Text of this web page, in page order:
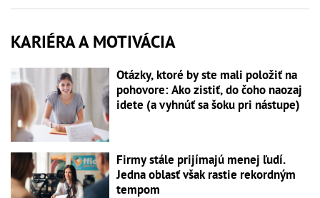
KARIÉRA A MOTIVÁCIA
Otázky, ktoré by ste mali položiť na
pohovore: Ako zistiť, do čoho naozaj
idete (a vyhnúť sa šoku pri nástupe)
Firmy stále prijímajú menej ľudí.
Jedna oblasť však rastie rekordným
tempom